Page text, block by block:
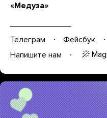
«Медуза»
Телеграм Фейсбук
Напишите нам